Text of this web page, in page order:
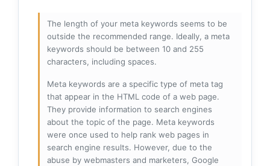
The length of your meta keywords seems to be
outside the recommended range. Ideally, a meta
keywords should be between 10 and 255
characters, including spaces.
Meta keywords are a specific type of meta tag
that appear in the HTML code of a web page.
They provide information to search engines
about the topic of the page. Meta keywords
were once used to help rank web pages in
search engine results. However, due to the
abuse by webmasters and marketers, Google